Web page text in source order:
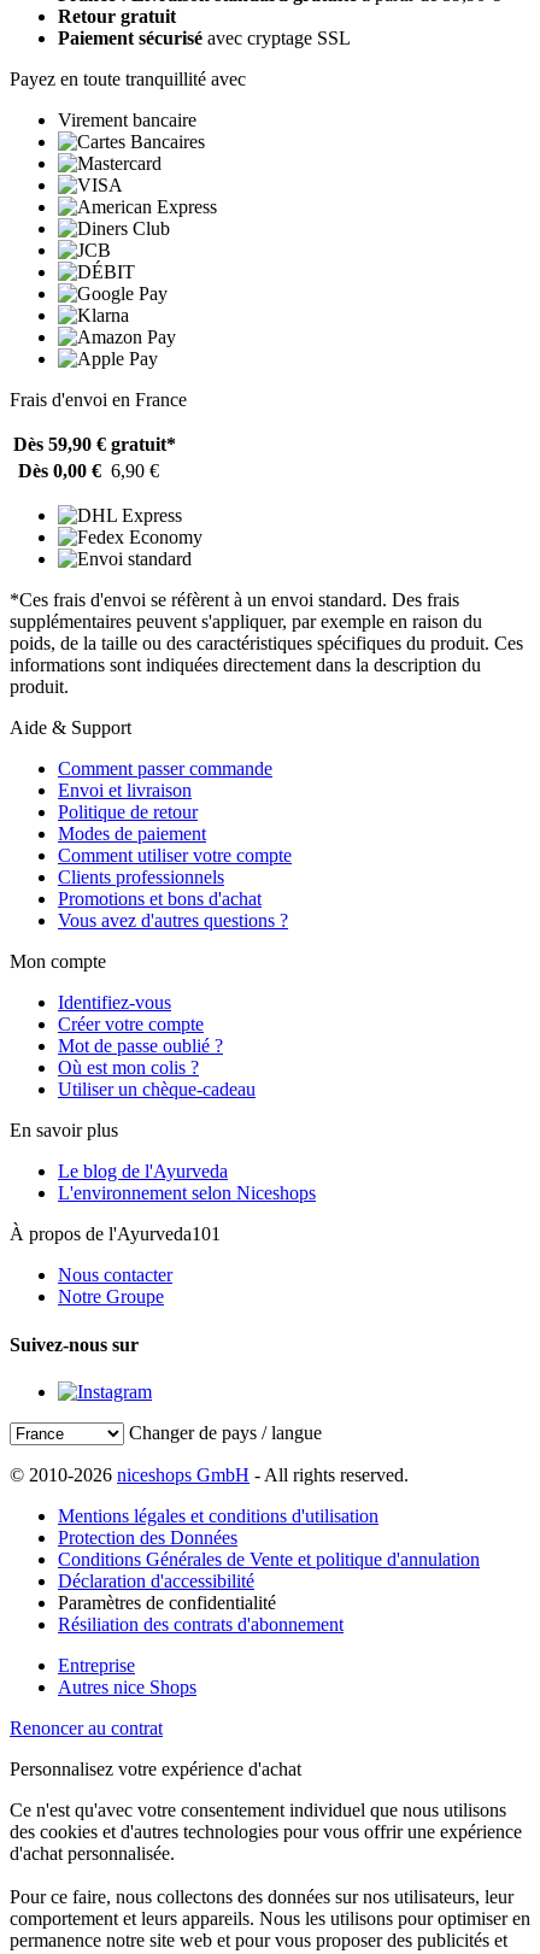
Retour gratuit
Paiement sécurisé avec cryptage SSL
Payez en toute tranquillité avec
Virement bancaire
Frais d'envoi en France
Dès 59,90 € gratuit*
Dès 0,00 € 6,90 €
*Ces frais d'envoi se réfèrent à un envoi standard. Des frais
supplémentaires peuvent s'appliquer, par exemple en raison du
poids, de la taille ou des caractéristiques spécifiques du produit. Ces
informations sont indiquées directement dans la description du
produit.
Aide & Support
Comment passer commande
Envoi et livraison
Politique de retour
Modes de paiement
Comment utiliser votre compte
Clients professionnels
Promotions et bons d'achat
Vous avez d'autres questions ?
Mon compte
Identifiez-vous
Créer votre compte
Mot de passe oublié ?
Où est mon colis ?
Utiliser un chèque-cadeau
En savoir plus
Le blog de l'Ayurveda
L'environnement selon Niceshops
À propos de l'Ayurveda101
Nous contacter
Notre Groupe
Suivez-nous sur
Changer de pays / langue
© 2010-2026 niceshops GmbH - All rights reserved.
Mentions légales et conditions d'utilisation
Protection des Données
Conditions Générales de Vente et politique d'annulation
Déclaration d'accessibilité
Paramètres de confidentialité
Résiliation des contrats d'abonnement
Entreprise
Autres nice Shops
Renoncer au contrat
Personnalisez votre expérience d'achat
Ce n'est qu'avec votre consentement individuel que nous utilisons
des cookies et d'autres technologies pour vous offrir une expérience
d'achat personnalisée.
Pour ce faire, nous collectons des données sur nos utilisateurs, leur
comportement et leurs appareils. Nous les utilisons pour optimiser en
permanence notre site web et pour vous proposer des publicités et